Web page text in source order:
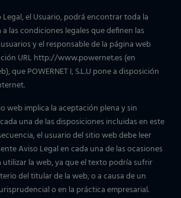
Legal, el Usuario, podrá encontrar toda la
las condiciones legales que definen las
y el responsable de la página web
URL http://www.powernet.es (en
que POWERNET I, S.L.U pone a disposición
web implica la aceptación plena y sin
una de las disposiciones incluidas en este
el usuario del sitio web debe leer
Aviso Legal en cada una de las ocasiones
la web, ya que el texto podría sufrir
del titular de la web, o a causa de un
o en la práctica empresarial.